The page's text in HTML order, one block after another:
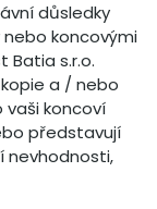
důsledky
nebo koncovými
Batia s.r.o.
a / nebo
vaši koncoví
představují
nevhodnosti,